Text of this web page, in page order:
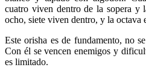
cuatro viven dentro de la sopera y
ocho, siete viven dentro, y la octava
Este orisha es de fundamento, no
Con él se vencen enemigos y
es limitado.